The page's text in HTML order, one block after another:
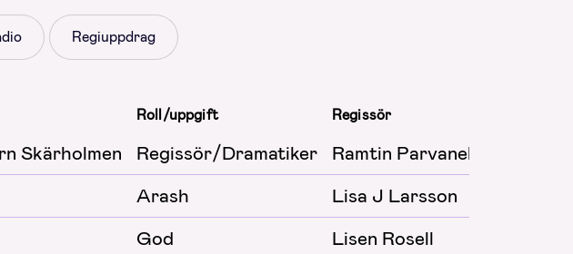
Regiuppdrag
Roll/uppgift Regissör
Skärholmen Regissör/Dramatiker
Ramtin Parvaneh
Arash
Lisa J Larsson
God
Lisen Rosell